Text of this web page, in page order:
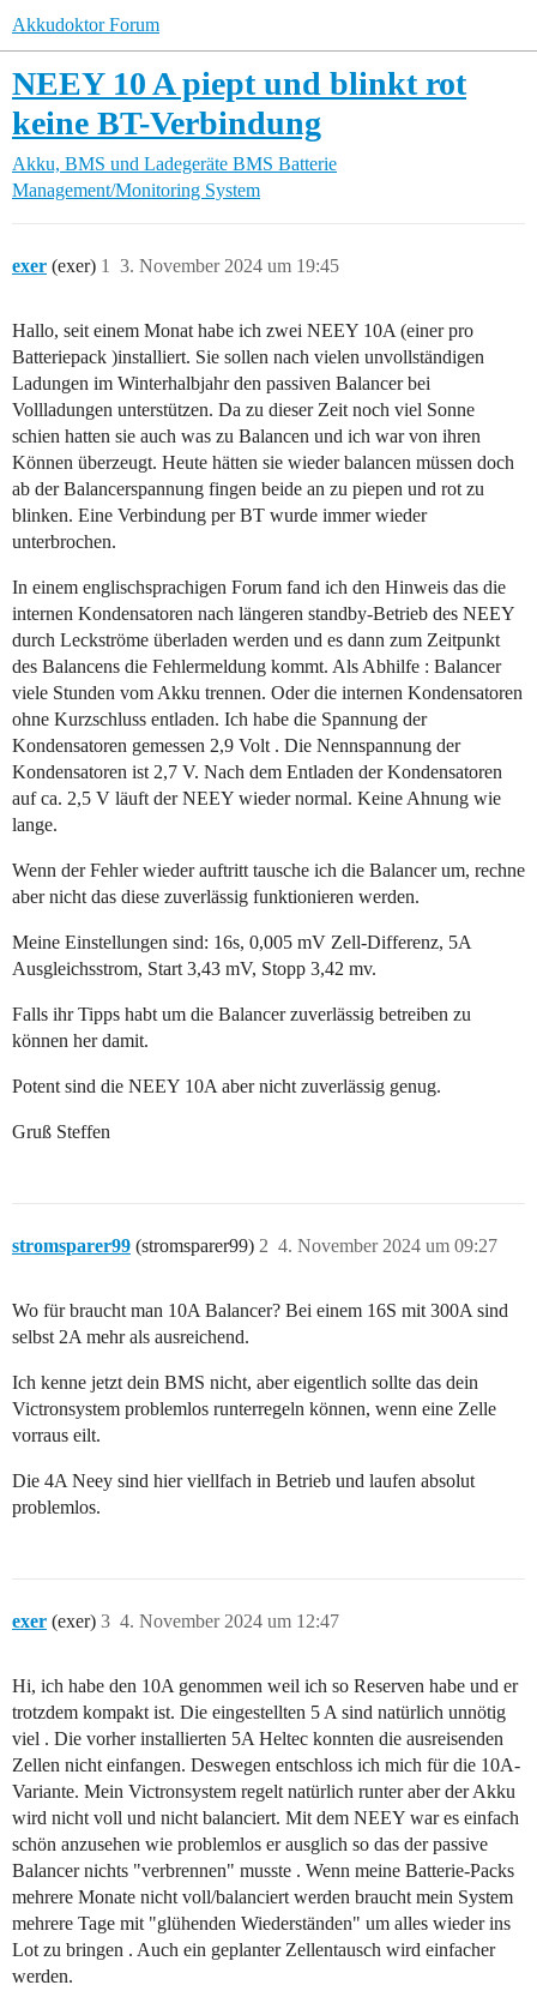
Akkudoktor Forum
NEEY 10 A piept und blinkt rot
keine BT-Verbindung
Akku, BMS und Ladegeräte BMS Batterie
Management/Monitoring System
exer (exer) 3. November 2024 um 19:45
1
Hallo, seit einem Monat habe ich zwei NEEY 10A (einer pro
Batteriepack )installiert. Sie sollen nach vielen unvollständigen
Ladungen im Winterhalbjahr den passiven Balancer bei
Vollladungen unterstützen. Da zu dieser Zeit noch viel Sonne
schien hatten sie auch was zu Balancen und ich war von ihren
Können überzeugt. Heute hätten sie wieder balancen müssen doch
ab der Balancerspannung fingen beide an zu piepen und rot zu
blinken. Eine Verbindung per BT wurde immer wieder
unterbrochen.
In einem englischsprachigen Forum fand ich den Hinweis das die
internen Kondensatoren nach längeren standby-Betrieb des NEEY
durch Leckströme überladen werden und es dann zum Zeitpunkt
des Balancens die Fehlermeldung kommt. Als Abhilfe : Balancer
viele Stunden vom Akku trennen. Oder die internen Kondensatoren
ohne Kurzschluss entladen. Ich habe die Spannung der
Kondensatoren gemessen 2,9 Volt . Die Nennspannung der
Kondensatoren ist 2,7 V. Nach dem Entladen der Kondensatoren
auf ca. 2,5 V läuft der NEEY wieder normal. Keine Ahnung wie
lange.
Wenn der Fehler wieder auftritt tausche ich die Balancer um, rechne
aber nicht das diese zuverlässig funktionieren werden.
Meine Einstellungen sind: 16s, 0,005 mV Zell-Differenz, 5A
Ausgleichsstrom, Start 3,43 mV, Stopp 3,42 mv.
Falls ihr Tipps habt um die Balancer zuverlässig betreiben zu
können her damit.
Potent sind die NEEY 10A aber nicht zuverlässig genug.
Gruß Steffen
stromsparer99 (stromsparer99) 4. November 2024 um 09:27
2
Wo für braucht man 10A Balancer? Bei einem 16S mit 300A sind
selbst 2A mehr als ausreichend.
Ich kenne jetzt dein BMS nicht, aber eigentlich sollte das dein
Victronsystem problemlos runterregeln können, wenn eine Zelle
vorraus eilt.
Die 4A Neey sind hier viellfach in Betrieb und laufen absolut
problemlos.
exer (exer) 4. November 2024 um 12:47
3
Hi, ich habe den 10A genommen weil ich so Reserven habe und er
trotzdem kompakt ist. Die eingestellten 5 A sind natürlich unnötig
viel . Die vorher installierten 5A Heltec konnten die ausreisenden
Zellen nicht einfangen. Deswegen entschloss ich mich für die 10A-
Variante. Mein Victronsystem regelt natürlich runter aber der Akku
wird nicht voll und nicht balanciert. Mit dem NEEY war es einfach
schön anzusehen wie problemlos er ausglich so das der passive
Balancer nichts "verbrennen" musste . Wenn meine Batterie-Packs
mehrere Monate nicht voll/balanciert werden braucht mein System
mehrere Tage mit "glühenden Wiederständen" um alles wieder ins
Lot zu bringen . Auch ein geplanter Zellentausch wird einfacher
werden.